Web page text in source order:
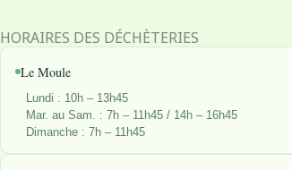
HORAIRES DES DÉCHÈTERIES
Le Moule
Lundi : 10h – 13h45
Mar. au Sam. : 7h – 11h45 / 14h – 16h45
Dimanche : 7h – 11h45